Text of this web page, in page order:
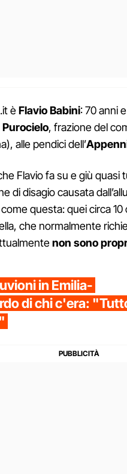
èFlavio Babini: 70 anni
Purocielo, frazione del
alle pendici dell’
Flavio fa su e giù quasi
di disagio causata
questa: quei circa
che normalmente
non sono
in Emilia-
di chi c'era: